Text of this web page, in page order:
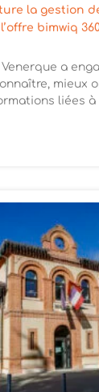
la gestion
bimwiq
a
mieux
liées